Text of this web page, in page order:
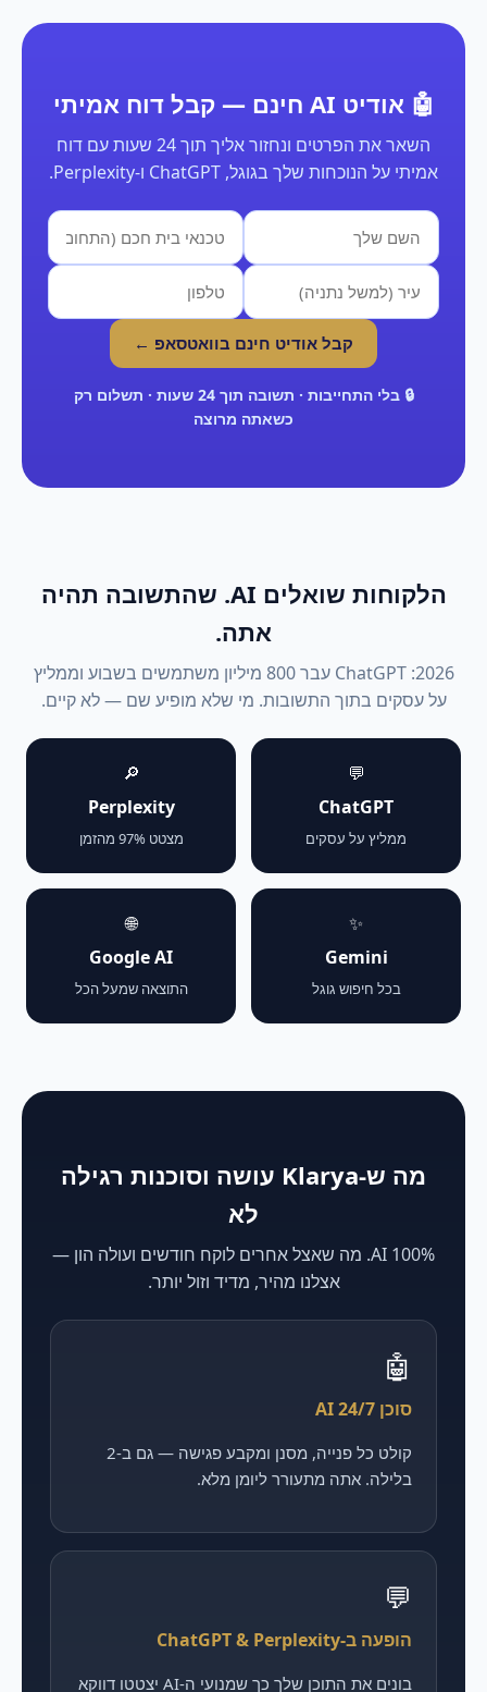
🤖 אודיט AI חינם — קבל דוח אמיתי
השאר את הפרטים ונחזור אליך תוך 24 שעות עם דוח
אמיתי על הנוכחות שלך בגוגל, ChatGPT ו-Perplexity.
קבל אודיט חינם בוואטסאפ ←
🔒 בלי התחייבות · תשובה תוך 24 שעות · תשלום רק
כשאתה מרוצה
הלקוחות שואלים AI. שהתשובה תהיה
אתה.
2026: ChatGPT עבר 800 מיליון משתמשים בשבוע וממליץ
על עסקים בתוך התשובות. מי שלא מופיע שם — לא קיים.
💬
ChatGPT
ממליץ על עסקים
🔎
Perplexity
מצטט 97% מהזמן
✨
Gemini
בכל חיפוש גוגל
🌐
Google AI
התוצאה שמעל הכל
מה ש-Klarya עושה וסוכנות רגילה
לא
100% AI. מה שאצל אחרים לוקח חודשים ועולה הון —
אצלנו מהיר, מדיד וזול יותר.
🤖
סוכן AI 24/7
קולט כל פנייה, מסנן ומקבע פגישה — גם ב-2
בלילה. אתה מתעורר ליומן מלא.
💬
הופעה ב-ChatGPT & Perplexity
בונים את התוכן שלך כך שמנועי ה-AI יצטטו דווקא